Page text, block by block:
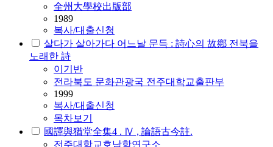
全州大學校出版部
1989
복사/대출신청
살다가 살아가다 어느날 문득 : 詩心의 故鄕 전북을
노래한 詩
이기반
전라북도 문화관광국 전주대학교출판부
1999
복사/대출신청
목차보기
國譯與猶堂全集4 . Ⅳ , 論語古今註.
전주대학교호남학연구소